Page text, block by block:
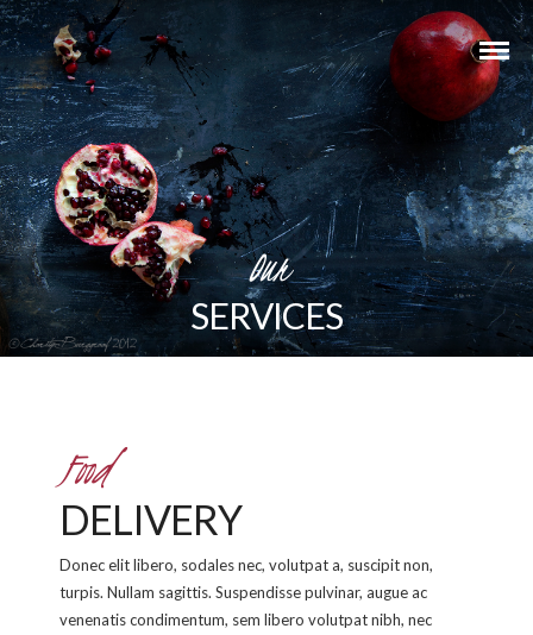
Our
SERVICES
Food
DELIVERY
Donec elit libero, sodales nec, volutpat a, suscipit non,
turpis. Nullam sagittis. Suspendisse pulvinar, augue ac
venenatis condimentum, sem libero volutpat nibh, nec